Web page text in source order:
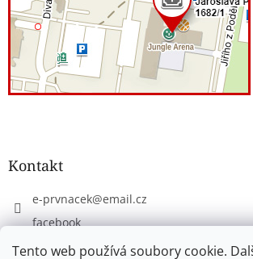
Tento web používá soubory cookie.
Kontakt
e-prvnacek@email.cz
facebook
eprvnacek